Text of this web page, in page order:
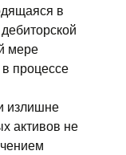
в
мере
процессе
излишне
активов не